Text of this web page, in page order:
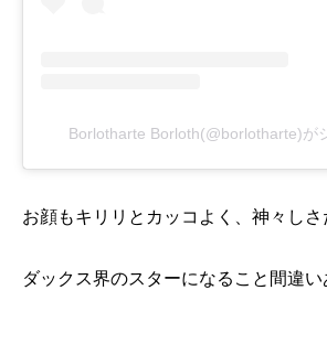
Borlotharte Borloth(@borlotharte)が
お顔もキリリとカッコよく、神々しさ
ダックス界のスターになること間違い